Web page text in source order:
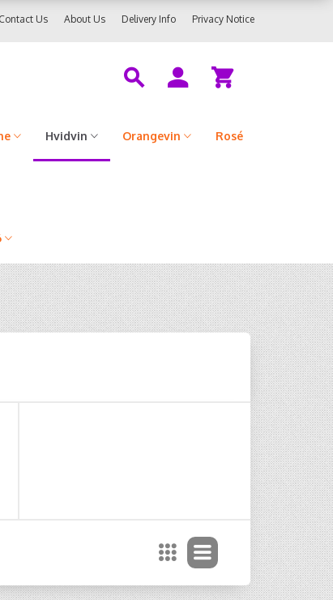
Privacy Notice
Delivery Info
About Us
Contact Us
Hvidvin Orangevin Rosé